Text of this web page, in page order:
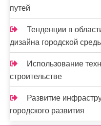
путей
Тенденции в
дизайна городской
Использование
строительстве
Развитие
городского развития